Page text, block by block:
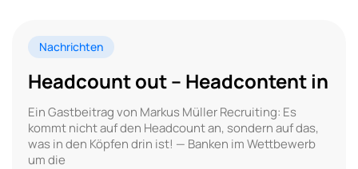
Nachrichten
Headcount out – Headcontent in
Ein Gastbeitrag von Markus Müller Recruiting: Es
kommt nicht auf den Headcount an, sondern auf das,
was in den Köpfen drin ist! — Banken im Wettbewerb
um die